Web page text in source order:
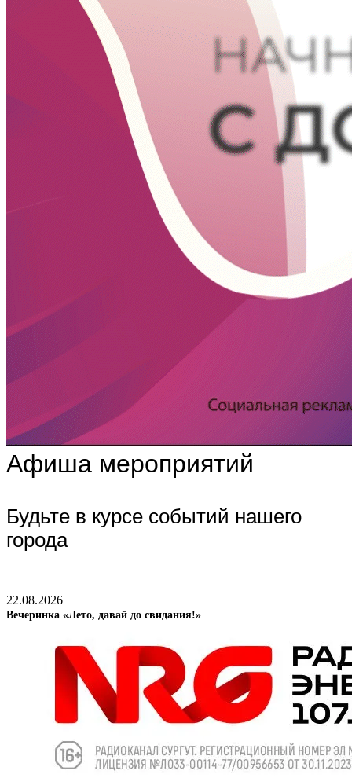
Афиша мероприятий
Будьте в курсе событий нашего
города
22.08.2026
Вечеринка «Лето, давай до свидания!»